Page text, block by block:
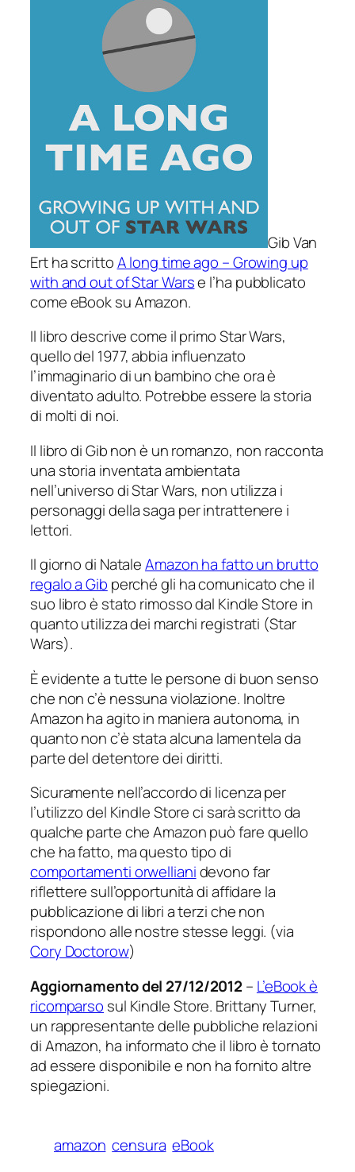
Gib Van
Ert ha scrittoA long time ago – Growing up
with and out of Star Warse l’ha pubblicato
come eBook su Amazon.
Il libro descrive come il primoStar Wars,
quello del 1977, abbia influenzato
l’immaginario di un bambino che ora è
diventato adulto. Potrebbe essere la storia
di molti di noi.
Il libro di Gib non è un romanzo, non racconta
una storia inventata ambientata
nell’universo diStar Wars, non utilizza i
personaggi della saga per intrattenere i
lettori.
Il giorno di NataleAmazon ha fatto un brutto
regalo a Gib perché gli ha comunicato che il
suo libro è stato rimosso dal Kindle Store in
quanto utilizza dei marchi registrati (Star
Wars).
È evidente a tutte le persone di buon senso
che non c’è nessuna violazione. Inoltre
Amazon ha agito in maniera autonoma, in
quanto non c’è stata alcuna lamentela da
parte del detentore dei diritti.
Sicuramente nell’accordo di licenza per
l’utilizzo del Kindle Store ci sarà scritto da
qualche parte che Amazon può fare quello
che ha fatto, ma questo tipo di
comportamenti orwellianidevono far
riflettere sull’opportunità di affidare la
pubblicazione di libri a terzi che non
rispondono alle nostre stesse leggi. (via
Cory Doctorow)
Aggiornamento del 27/12/2012 – L’eBook è
ricomparso sul Kindle Store. Brittany Turner,
un rappresentante delle pubbliche relazioni
di Amazon, ha informato che il libro è tornato
ad essere disponibile e non ha fornito altre
spiegazioni.
amazon censura eBook